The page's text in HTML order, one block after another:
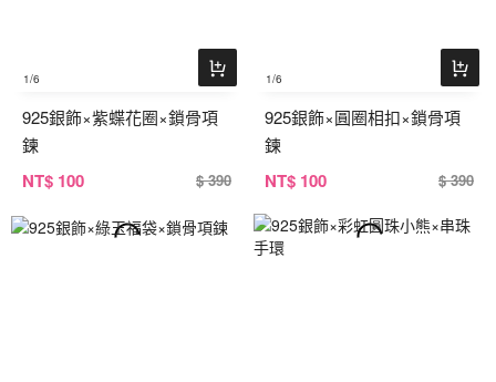
1/6
925銀飾×紫蝶花圈×鎖骨項
鍊
NT$ 100 $ 390
1/6
925銀飾×圓圈相扣×鎖骨項
鍊
NT$ 100 $ 390